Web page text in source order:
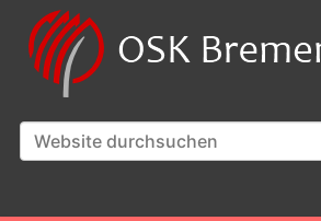
Website durchsuchen